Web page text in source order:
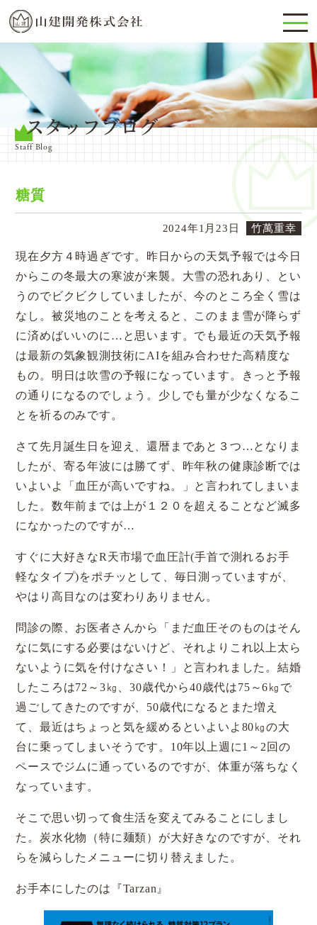
スタッフブログ
Staff Blog
糖質
2024年1月23日 竹萬重幸
現在夕方４時過ぎです。昨日からの天気予報では今日
からこの冬最大の寒波が来襲。大雪の恐れあり、とい
うのでビクビクしていましたが、今のところ全く雪は
なし。被災地のことを考えると、このまま雪が降らず
に済めばいいのに…と思います。でも最近の天気予報
は最新の気象観測技術にAIを組み合わせた高精度な
もの。明日は吹雪の予報になっています。きっと予報
の通りになるのでしょう。少しでも量が少なくなるこ
とを祈るのみです。
さて先月誕生日を迎え、還暦まであと３つ…となりま
したが、寄る年波には勝てず、昨年秋の健康診断では
いよいよ「血圧が高いですね。」と言われてしまいま
した。数年前までは上が１２０を超えることなど滅多
になかったのですが…
すぐに大好きなR天市場で血圧計(手首で測れるお手
軽なタイプ)をポチッとして、毎日測っていますが、
やはり高目なのは変わりありません。
問診の際、お医者さんから「まだ血圧そのものはそん
なに気にする必要はないけど、それよりこれ以上太ら
ないように気を付けなさい！」と言われました。結婚
したころは72～3㎏、30歳代から40歳代は75～6㎏で
過ごしてきたのですが、50歳代になるとまた増え
て、最近はちょっと気を緩めるといよいよ80㎏の大
台に乗ってしまいそうです。10年以上週に1～2回の
ペースでジムに通っているのですが、体重が落ちなく
なっています。
そこで思い切って食生活を変えてみることにしまし
た。炭水化物（特に麺類）が大好きなのですが、それ
らを減らしたメニューに切り替えました。
お手本にしたのは『Tarzan』